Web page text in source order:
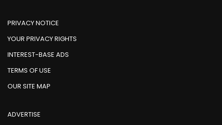
PRIVACY NOTICE
YOUR PRIVACY RIGHTS
INTEREST-BASE ADS
TERMS OF USE
OUR SITE MAP
ADVERTISE